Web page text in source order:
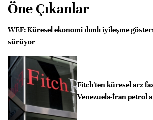
Öne Çıkanlar
WEF: Küresel ekonomi ılımlı iyileşme
sürüyor
Fitch'ten küresel arz
Venezuela-İran petrol